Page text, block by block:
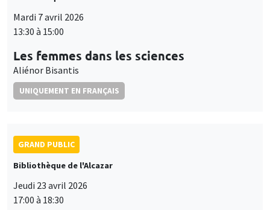
Mardi 7 avril 2026
13:30 à 15:00
Les femmes dans les sciences
Aliénor Bisantis
UNIQUEMENT EN FRANÇAIS
GRAND PUBLIC
Bibliothèque de l'Alcazar
Jeudi 23 avril 2026
17:00 à 18:30